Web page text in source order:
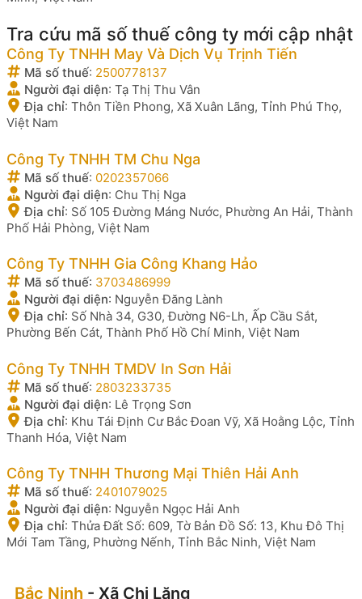
Tra cứu mã số thuế công ty mới cập nhật
Công Ty TNHH May Và Dịch Vụ Trịnh Tiến
Mã số thuế: 2500778137
Người đại diện: Tạ Thị Thu Vân
Địa chỉ: Thôn Tiền Phong, Xã Xuân Lãng, Tỉnh Phú Thọ,
Việt Nam
Công Ty TNHH TM Chu Nga
Mã số thuế: 0202357066
Người đại diện: Chu Thị Nga
Địa chỉ: Số 105 Đường Máng Nước, Phường An Hải, Thành
Phố Hải Phòng, Việt Nam
Công Ty TNHH Gia Công Khang Hảo
Mã số thuế: 3703486999
Người đại diện: Nguyễn Đăng Lành
Địa chỉ: Số Nhà 34, G30, Đường N6-Lh, Ấp Cầu Sắt,
Phường Bến Cát, Thành Phố Hồ Chí Minh, Việt Nam
Công Ty TNHH TMDV In Sơn Hải
Mã số thuế: 2803233735
Người đại diện: Lê Trọng Sơn
Địa chỉ: Khu Tái Định Cư Bắc Đoan Vỹ, Xã Hoằng Lộc, Tỉnh
Thanh Hóa, Việt Nam
Công Ty TNHH Thương Mại Thiên Hải Anh
Mã số thuế: 2401079025
Người đại diện: Nguyễn Ngọc Hải Anh
Địa chỉ: Thửa Đất Số: 609, Tờ Bản Đồ Số: 13, Khu Đô Thị
Mới Tam Tầng, Phường Nếnh, Tỉnh Bắc Ninh, Việt Nam
Bắc Ninh - Xã Chi Lăng